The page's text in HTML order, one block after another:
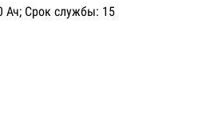
Ач; Срок службы: 15